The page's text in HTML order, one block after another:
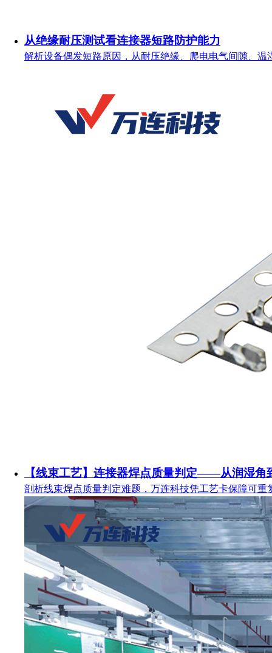
从绝缘耐压测试看连接器短路防护能力
解析设备偶发短路原因，从耐压绝缘、爬电电气间隙、温
【线束工艺】连接器焊点质量判定——从润湿角
剖析线束焊点质量判定难题，万连科技凭工艺卡保障可重